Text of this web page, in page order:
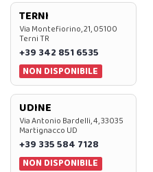
TERNI
Via Montefiorino, 21, 05100
Terni TR
+39 342 851 6535
NON DISPONIBILE
UDINE
Via Antonio Bardelli, 4, 33035
Martignacco UD
+39 335 584 7128
NON DISPONIBILE